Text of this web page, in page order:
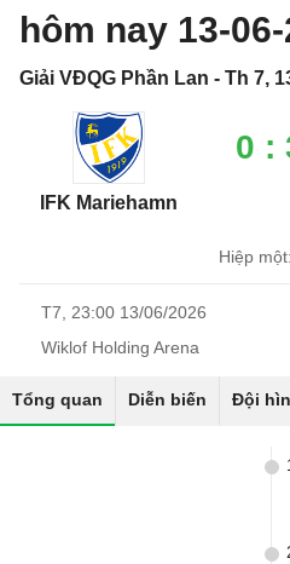
hôm nay 13-
Giải VĐQG Phần Lan - Th 7,
IFK Mariehamn
0 :
Hiệp một:
T7, 23:00 13/06/2026
Wiklof Holding Arena
Tổng quan Diễn biến Đội